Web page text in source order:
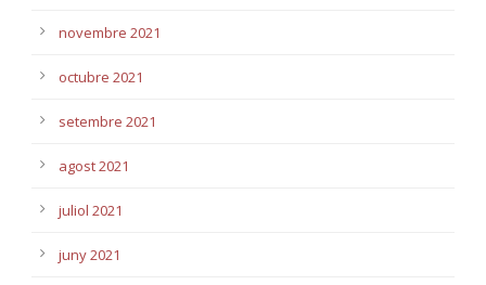
novembre 2021
octubre 2021
setembre 2021
agost 2021
juliol 2021
juny 2021